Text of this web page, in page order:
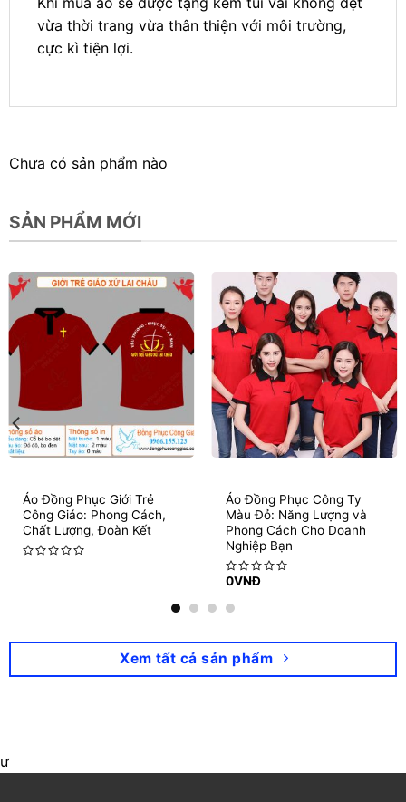
vừa thời trang vừa thân thiện với môi trường,
cực kì tiện lợi.
Chưa có sản phẩm nào
SẢN PHẨM MỚI
Áo Đồng Phục Giới Trẻ
Công Giáo: Phong Cách,
Chất Lượng, Đoàn Kết
Áo Đồng Phục Công Ty
Màu Đỏ: Năng Lượng và
Phong Cách Cho Doanh
Nghiệp Bạn
Rated
0
out
5
0VNĐ
Xem tất cả sản phẩm
ư